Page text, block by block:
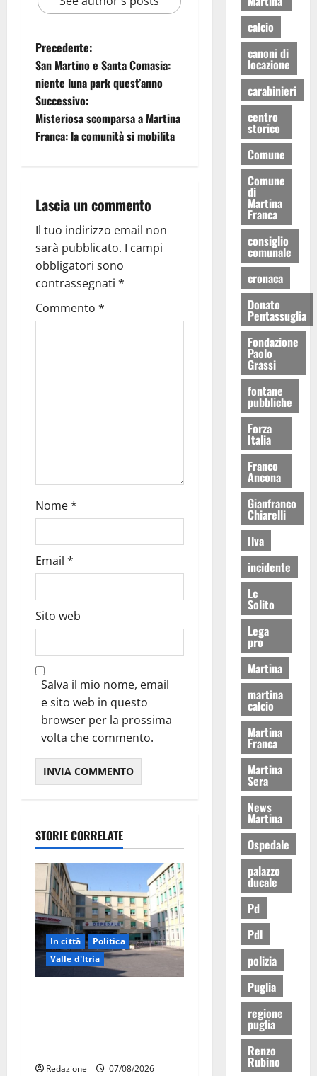
Precedente:
San Martino e Santa Comasia:
niente luna park quest’anno
Successivo:
Misteriosa scomparsa a Martina
Franca: la comunità si mobilita
Lascia un commento
Il tuo indirizzo email non
sarà pubblicato. I campi
obbligatori sono
contrassegnati *
Commento *
Nome*
Email *
Sito web
Salva il mio nome, email
e sito web in questo
browser per la prossima
volta che commento.
STORIE CORRELATE
In città
Politica
Valle d'Itria
Redazione
07/08/2026
calcio
canoni di
locazione
carabinieri
centro
storico
Comune
Comune
di
Martina
Franca
consiglio
comunale
cronaca
Donato
Pentassuglia
Fondazione
Paolo
Grassi
fontane
pubbliche
Forza
Italia
Franco
Ancona
Gianfranco
Chiarelli
Ilva
incidente
Lc
Solito
Lega
pro
Martina
martina
calcio
Martina
Franca
Martina
Sera
News
Martina
Ospedale
palazzo
ducale
Pd
Pdl
polizia
Puglia
regione
puglia
Renzo
Rubino